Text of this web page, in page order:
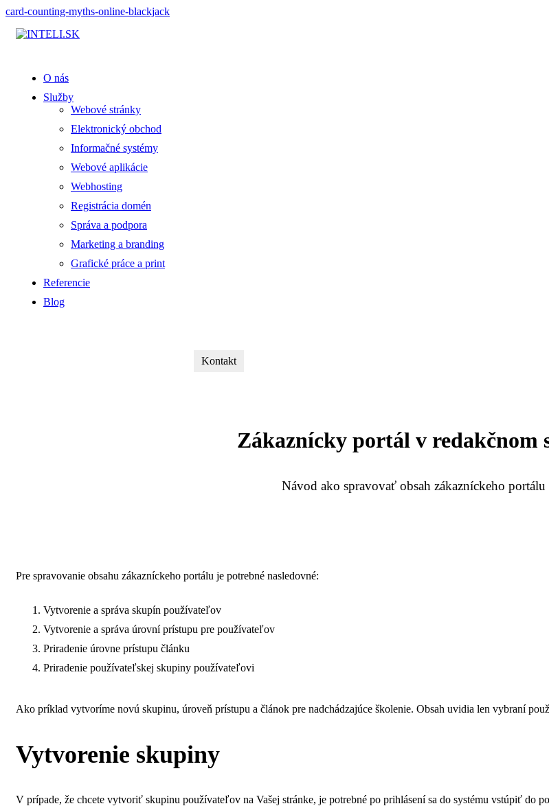
card-counting-myths-online-blackjack
O nás
Služby
Webové stránky
Elektronický obchod
Informačné systémy
Webové aplikácie
Webhosting
Registrácia domén
Správa a podpora
Marketing a branding
Grafické práce a print
Referencie
Blog
Kontakt
Zákaznícky portál v redakčnom
Návod ako spravovať obsah zákazníckeho
Pre spravovanie obsahu zákazníckeho portálu je potrebné nasledovné:
Vytvorenie a správa skupín používateľov
Vytvorenie a správa úrovní prístupu pre používateľov
Priradenie úrovne prístupu článku
Priradenie používateľskej skupiny používateľovi
Ako príklad vytvoríme novú skupinu, úroveň prístupu a článok pre nadchádzajúce školenie. Obsah uvidia len vybraní
Vytvorenie skupiny
V prípade, že chcete vytvoriť skupinu používateľov na Vašej stránke, je potrebné po prihlásení sa do systému vstúpiť do